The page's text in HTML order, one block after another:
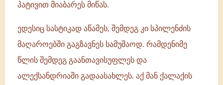
პატივით მიაბარეს მიწას.
ედესიც სასტიკად აწამეს, შემდეგ კი სპილენძის
მაღაროებში გაგზავნეს სამუშაოდ. რამდენიმე
წლის შემდეგ გაანთავისუფლეს და
ალექსანდრიაში გადაასახლეს. აქ მან ქალაქის